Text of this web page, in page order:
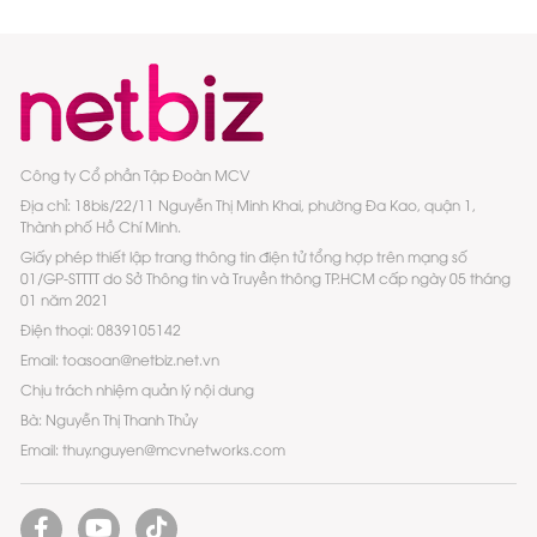
Công ty Cổ phần Tập Đoàn MCV
Địa chỉ: 18bis/22/11 Nguyễn Thị Minh Khai, phường Đa Kao, quận 1,
Thành phố Hồ Chí Minh.
Giấy phép thiết lập trang thông tin điện tử tổng hợp trên mạng số
01/GP-STTTT do Sở Thông tin và Truyền thông TP.HCM cấp ngày 05 tháng
01 năm 2021
Điện thoại: 0839105142
Email: toasoan@netbiz.net.vn
Chịu trách nhiệm quản lý nội dung
Bà: Nguyễn Thị Thanh Thủy
Email: thuy.nguyen@mcvnetworks.com